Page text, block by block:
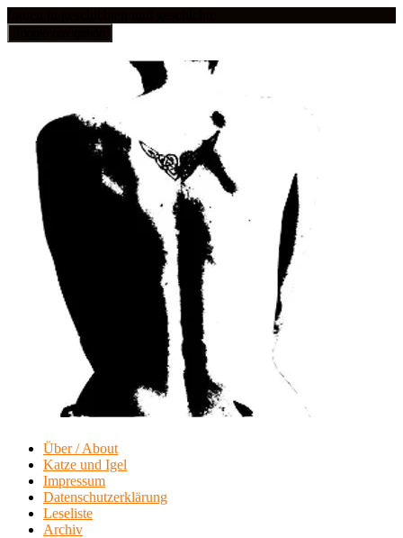
Über / About
Katze und Igel
Impressum
Datenschutzerklärung
Leseliste
Archiv